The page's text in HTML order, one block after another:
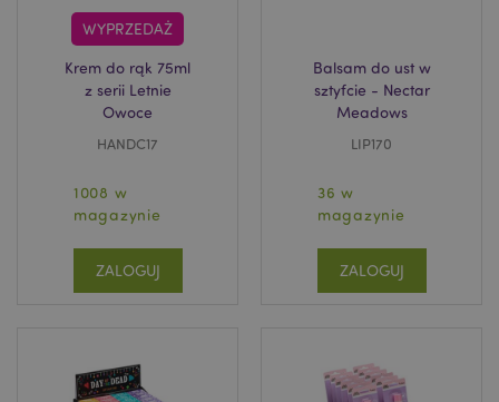
WYPRZEDAŻ
Krem do rąk 75ml
z serii Letnie
Owoce
HANDC17
1008 w
magazynie
ZALOGUJ
Balsam do ust w
sztyfcie - Nectar
Meadows
LIP170
36 w
magazynie
ZALOGUJ
form_key
Adobe Inc.
.www.puckator.pl
.www.puckator.pl